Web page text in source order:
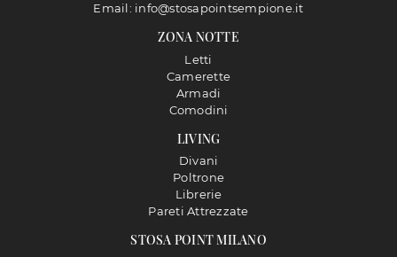
STOSA POINT MILANO
LIVING
Divani
Poltrone
Librerie
Pareti Attrezzate
ZONA NOTTE
Letti
Camerette
Armadi
Comodini
Email: info@stosapointsempione.it